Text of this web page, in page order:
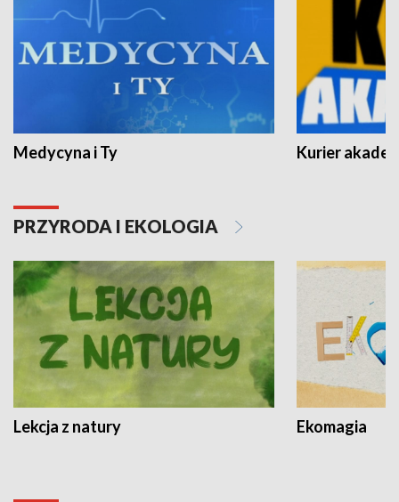
Medycyna i Ty Kurier
PRZYRODA I EKOLOGIA
Lekcja z natury Ekomagia